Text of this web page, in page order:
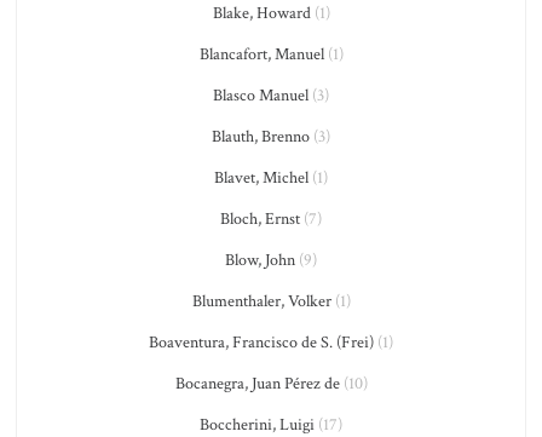
Blake, Howard(1)
Blancafort, Manuel(1)
Blasco Manuel (3)
Blauth, Brenno (3)
Blavet, Michel (1)
Bloch, Ernst (7)
Blow, John (9)
Blumenthaler, Volker(1)
Boaventura, Francisco de S. (Frei) (1)
Bocanegra, Juan Pérez de(10)
Boccherini, Luigi (17)